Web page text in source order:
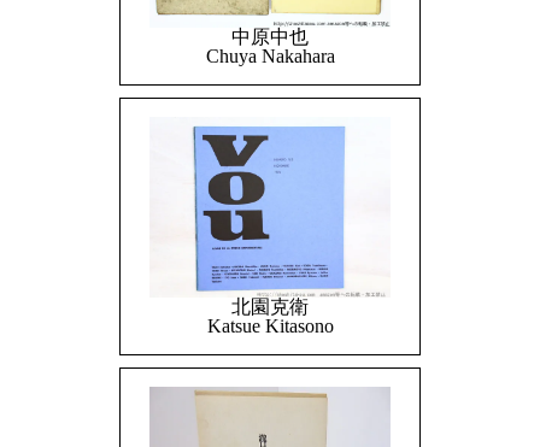
中原中也
Chuya Nakahara
北園克衛
Katsue Kitasono